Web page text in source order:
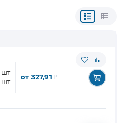
шт
шт
от 327,91 ₽